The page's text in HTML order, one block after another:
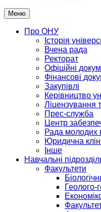
Меню
Про ОНУ
Історія
Вчена рада
Ректорат
Офіційні
Фінансові
Закупівлі
Керівництво
Ліцензування
Прес-служба
Центр
Рада молодих
Юридична
Інше
Навчальні
Факультети
Геолого-